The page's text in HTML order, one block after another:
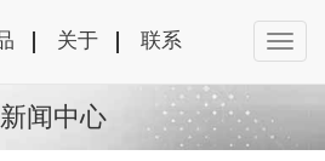
关于 联系
新闻中心